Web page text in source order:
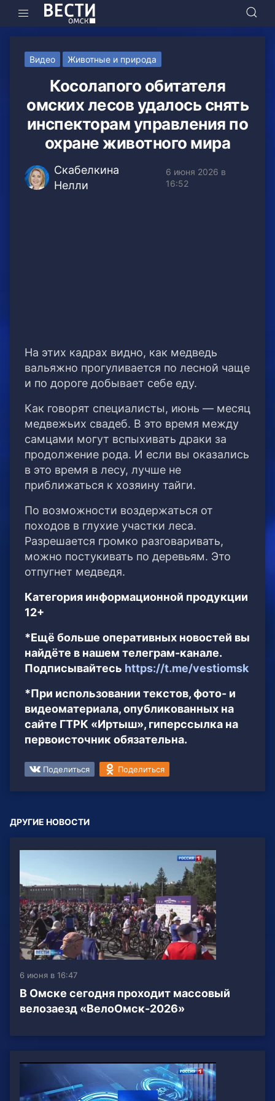
Видео Животные и природа
Косолапого обитателя
омских лесов удалось снять
инспекторам управления по
охране животного мира
Скабелкина
Нелли
6 июня 2026 в
16:52
На этих кадрах видно, как медведь
вальяжно прогуливается по лесной чаще
и по дороге добывает себе еду.
Как говорят специалисты, июнь — месяц
медвежьих свадеб. В это время между
самцами могут вспыхивать драки за
продолжение рода. И если вы оказались
в это время в лесу, лучше не
приближаться к хозяину тайги.
По возможности воздержаться от
походов в глухие участки леса.
Разрешается громко разговаривать,
можно постукивать по деревьям. Это
отпугнет медведя.
Категория информационной продукции
12+
*Ещё больше оперативных новостей вы
найдёте в нашем телеграм-канале.
Подписывайтесь https://t.me/vestiomsk
*При использовании текстов, фото- и
видеоматериала, опубликованных на
сайте ГТРК «Иртыш», гиперссылка на
первоисточник обязательна.
Поделиться Поделиться
ДРУГИЕ НОВОСТИ
6 июня в 16:47
В Омске сегодня проходит массовый
велозаезд «ВелоОмск-2026»